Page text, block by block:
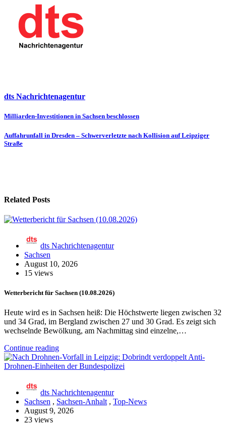
dts Nachrichtenagentur
Beitragsnavigation
Milliarden-Investitionen in Sachsen beschlossen
Auffahrunfall in Dresden – Schwerverletzte nach Kollision auf Leipziger
Straße
Related Posts
dts Nachrichtenagentur
Sachsen
August 10, 2026
15 views
Wetterbericht für Sachsen (10.08.2026)
Heute wird es in Sachsen heiß: Die Höchstwerte liegen zwischen 32
und 34 Grad, im Bergland zwischen 27 und 30 Grad. Es zeigt sich
wechselnde Bewölkung, am Nachmittag sind einzelne,…
Continue reading
dts Nachrichtenagentur
Sachsen , Sachsen-Anhalt, Top-News
August 9, 2026
23 views